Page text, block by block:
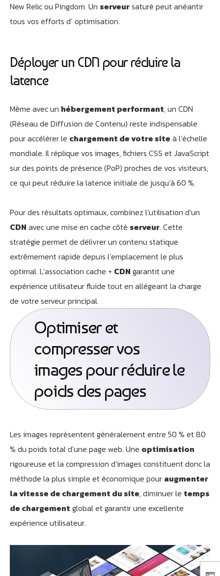
New Relic ou Pingdom. Un serveursaturé peut anéantir
tous vos efforts d’ optimisation.
Déployer un CDN pour réduire la
latence
Même avec un hébergement performant, un CDN
(Réseau de Diffusion de Contenu) reste indispensable
pour accélérer le chargement de votre site à l’échelle
mondiale. Il réplique vos images, fichiers CSS et JavaScript
sur des points de présence (PoP) proches de vos visiteurs,
ce qui peut réduire la latence initiale de jusqu’à 60 %.
Pour des résultats optimaux, combinez l’utilisation d’un
CDN avec une mise en cache côté serveur. Cette
stratégie permet de délivrer un contenu statique
extrêmement rapide depuis l’emplacement le plus
optimal. L’association cache + CDN garantit une
expérience utilisateur fluide tout en allégeant la charge
de votre serveur principal.
Optimiser et
compresser vos
images pour réduire le
poids des pages
Les images représentent généralement entre 50 % et 80
% du poids total d’une page web. Une optimisation
rigoureuse et la compression d’images constituent donc la
méthode la plus simple et économique pour augmenter
la vitesse de chargement du site, diminuer le temps
de chargement global et garantir une excellente
expérience utilisateur.